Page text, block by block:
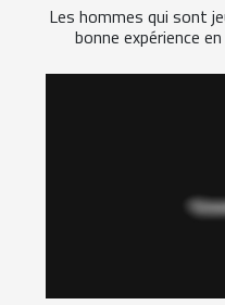
Les hommes qui sont
bonne expérience